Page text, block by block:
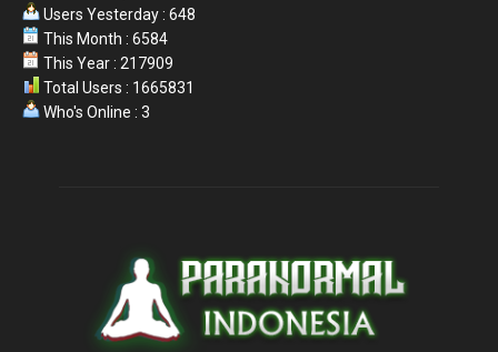
Users Yesterday : 648
This Month : 6584
This Year : 217909
Total Users : 1665831
Who's Online : 3